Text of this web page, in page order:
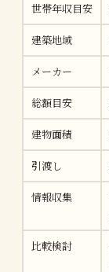
世帯年収目安
建築地域
メーカー
総額目安
建物面積
引渡し
情報収集
比較検討